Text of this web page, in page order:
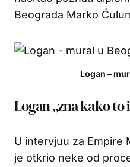
Beograda Marko
Logan –
Logan „zna kako to
U intervjuu za Empire
je otkrio neke od